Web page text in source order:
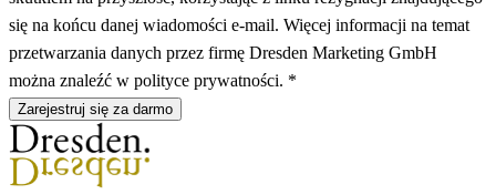
się na końcu danej wiadomości e-mail. Więcej informacji na temat
przetwarzania danych przez firmę Dresden Marketing GmbH
można znaleźć w polityce prywatności. *
Zarejestruj się za darmo